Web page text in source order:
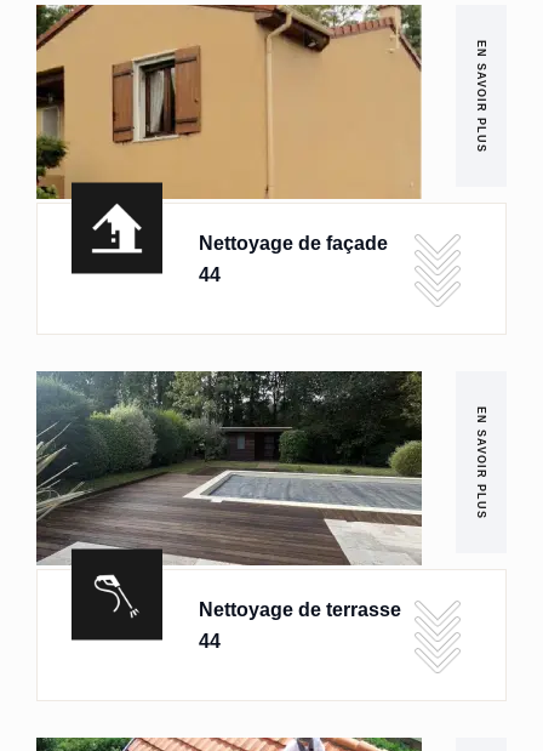
EN SAVOIR PLUS
Nettoyage de façade
44
EN SAVOIR PLUS
Nettoyage de terrasse
44